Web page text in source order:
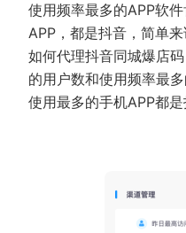
使用频率最多的APP软
APP，都是抖音，简单
如何代理抖音同城爆店
的用户数和使用频率最
使用最多的手机APP都